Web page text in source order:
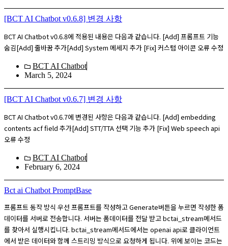
[BCT AI Chatbot v0.6.8] 변경 사항
BCT AI Chatbot v0.6.8에 적용된 내용은 다음과 같습니다. [Add] 프롬프트 기능
숨김[Add] 줄바꿈 추가[Add] System 메세지 추가 [Fix] 커스텀 아이콘 오류 수정
BCT AI Chatbot
March 5, 2024
[BCT AI Chatbot v0.6.7] 변경 사항
BCT AI Chatbot v0.6.7에 변경된 사항은 다음과 같습니다. [Add] embedding
contents acf field 추가[Add] STT/TTA 선택 기능 추가 [Fix] Web speech api
오류 수정
BCT AI Chatbot
February 6, 2024
Bct ai Chatbot PromptBase
프롬프트 동작 방식 우선 프롬프트를 작성하고 Generate버튼을 누르면 작성한 폼
데이터를 서버로 전송합니다. 서버는 폼데이터를 전달 받고 bctai_stream메서드
를 찾아서 실행시킵니다. bctai_stream메서드에서는 openai api로 클라이언트
에서 받은 데이터와 함께 스트리밍 방식으로 요청하게 됩니다. 위에 보이는 코드는